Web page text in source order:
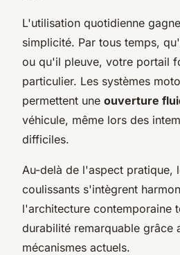
L'utilisation quotidienne
simplicité. Par tous temps,
ou qu'il pleuve, votre portail
particulier. Les systèmes
permettent une ouverture
véhicule, même lors des
difficiles.
Au-delà de l'aspect pratique,
coulissants s'intègrent
l'architecture contemporaine
durabilité remarquable grâce
mécanismes actuels.